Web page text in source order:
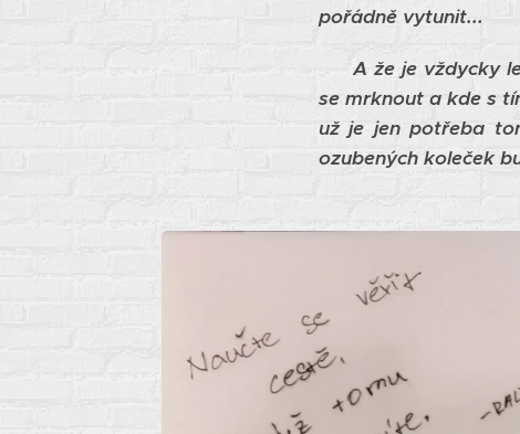
pořádně vytunit...
A že je vždycky
se mrknout a kde s
už je jen potřeba
ozubených koleček